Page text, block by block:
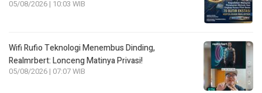
05/08/2026 | 10:03 WIB
Wifi Rufio Teknologi Menembus Dinding,
Realmrbert: Lonceng Matinya Privasi!
05/08/2026 | 07:07 WIB